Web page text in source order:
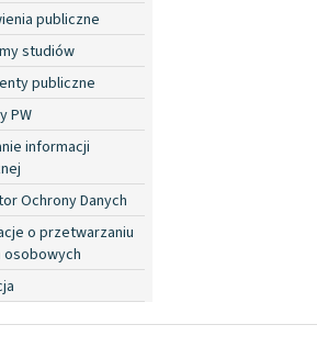
publiczne
studiów
publiczne
PW
informacji
Ochrony Danych
o przetwarzaniu
osobowych